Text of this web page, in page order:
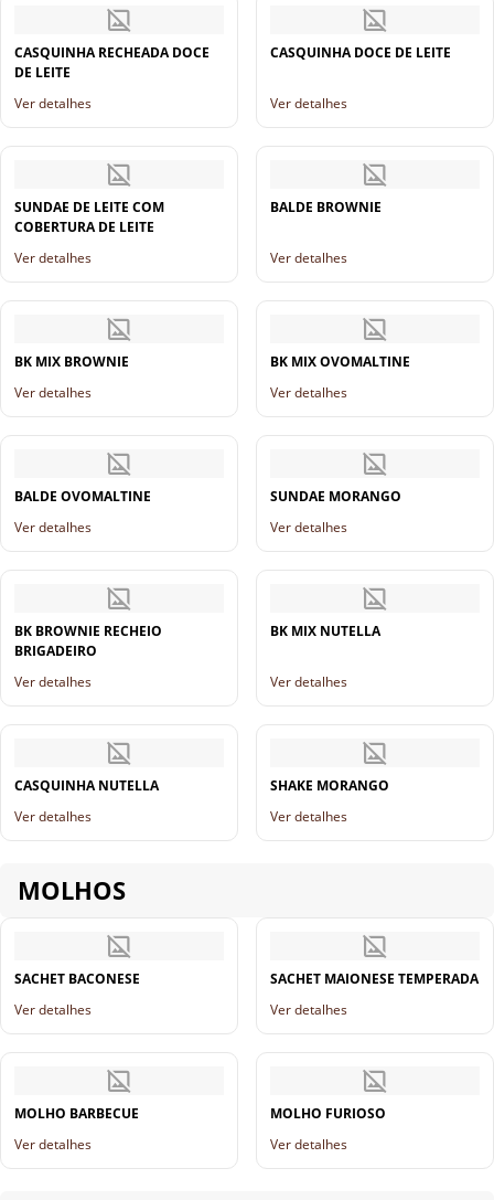
CASQUINHA RECHEADA DOCE
DE LEITE
Ver detalhes
CASQUINHA DOCE DE LEITE
Ver detalhes
SUNDAE DE LEITE COM
COBERTURA DE LEITE
Ver detalhes
BALDE BROWNIE
Ver detalhes
BK MIX BROWNIE
Ver detalhes
BK MIX OVOMALTINE
Ver detalhes
BALDE OVOMALTINE
Ver detalhes
SUNDAE MORANGO
Ver detalhes
BK BROWNIE RECHEIO
BRIGADEIRO
Ver detalhes
BK MIX NUTELLA
Ver detalhes
CASQUINHA NUTELLA
Ver detalhes
SHAKE MORANGO
Ver detalhes
MOLHOS
SACHET BACONESE
Ver detalhes
SACHET MAIONESE TEMPERADA
Ver detalhes
MOLHO BARBECUE
Ver detalhes
MOLHO FURIOSO
Ver detalhes